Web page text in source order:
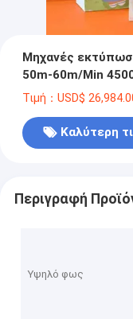
Μηχανές
50m-60m/Min
Τιμή：USD$
Καλύτερη
Περιγραφή
Υψηλό φως